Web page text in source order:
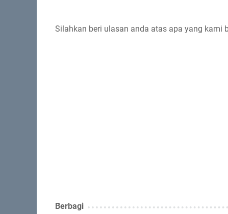
Silahkan beri ulasan anda atas apa yang kami
Berbagi